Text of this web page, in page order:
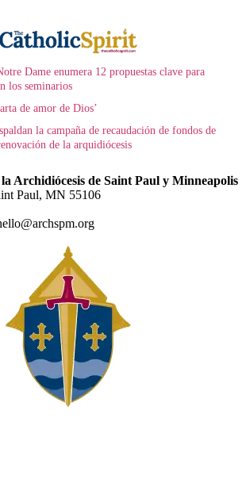
Dame enumera 12 propuestas clave para
los seminarios
de amor de Dios’
la campaña de recaudación de fondos de
de la arquidiócesis
Archidiócesis de Saint Paul y Minneapolis
Paul, MN 55106